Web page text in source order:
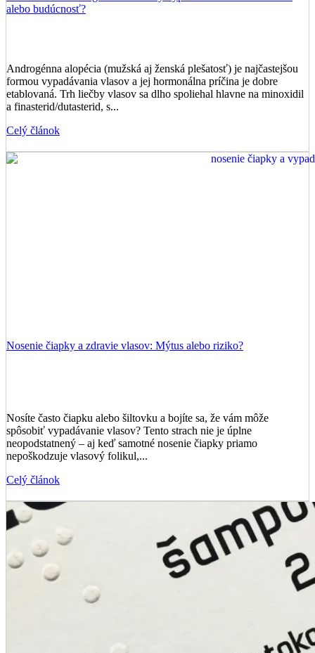
alebo budúcnosť?
Androgénna alopécia (mužská aj ženská plešatosť) je najčastejšou
formou vypadávania vlasov a jej hormonálna príčina je dobre
etablovaná. Trh liečby vlasov sa dlho spoliehal hlavne na minoxidil
a finasterid/dutasterid, s...
Celý článok
Nosenie čiapky a zdravie vlasov: Mýtus alebo riziko?
Nosíte často čiapku alebo šiltovku a bojíte sa, že vám môže
spôsobiť vypadávanie vlasov? Tento strach nie je úplne
neopodstatnený – aj keď samotné nosenie čiapky priamo
nepoškodzuje vlasový folikul,...
Celý článok